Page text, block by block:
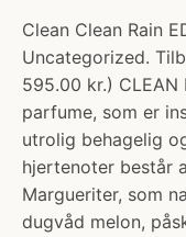
Clean Clean Rain
Uncategorized.
595.00 kr.) CLEAN
parfume, som er
utrolig behagelig og
hjertenoter består
Margueriter, som
dugvåd melon,